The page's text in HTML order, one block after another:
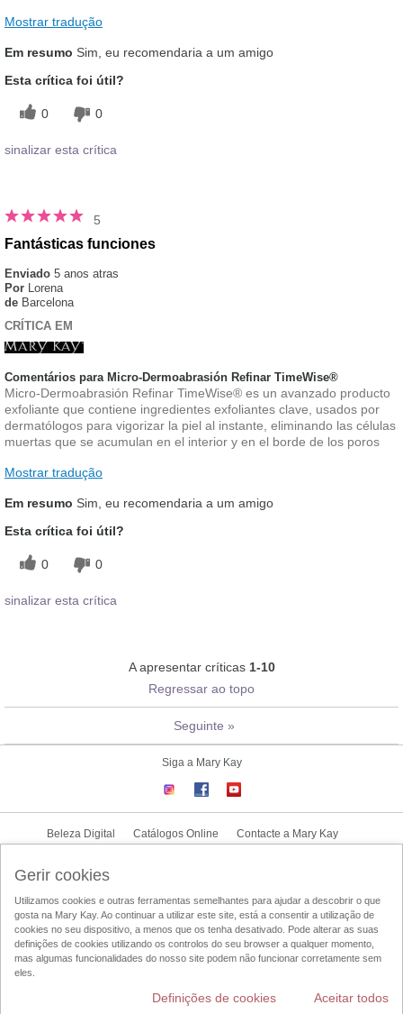
Mostrar tradução
Em resumo Sim, eu recomendaria a um amigo
Esta crítica foi útil?
0 0
sinalizar esta crítica
5
Fantásticas funciones
Enviado 5 anos atras
Por Lorena
de Barcelona
CRÍTICA EM
Comentários para Micro-Dermoabrasión Refinar TimeWise®
​Micro-Dermoabrasión Refinar TimeWise® es un avanzado producto
exfoliante que contiene ingredientes exfoliantes clave, usados por
dermatólogos para vigorizar la piel al instante, eliminando las células
muertas que se acumulan en el interior y en el borde de los poros
Mostrar tradução
Em resumo Sim, eu recomendaria a um amigo
Esta crítica foi útil?
0 0
sinalizar esta crítica
A apresentar críticas 1-10
Regressar ao topo
Seguinte »
Siga a Mary Kay
Beleza Digital Catálogos Online
Contacte a Mary Kay
Condições de Utilização Politica de Privacidade
Politica-UGC
Acesso ao Mary Kay Intouch
Localizador de Consultoras de Beleza
DSA
Alterar País
Gerir cookies
Utilizamos cookies e outras ferramentas semelhantes para ajudar a descobrir o que
gosta na Mary Kay. Ao continuar a utilizar este site, está a consentir a utilização de
cookies no seu dispositivo, a menos que os tenha desativado. Pode alterar as suas
definições de cookies utilizando os controlos do seu browser a qualquer momento,
mas algumas funcionalidades do nosso site podem não funcionar corretamente sem
eles.
Aceitar todos
Definições de cookies